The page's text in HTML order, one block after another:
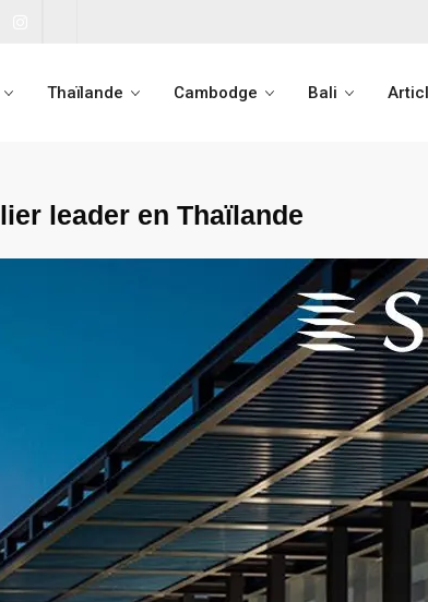
Thaïlande Cambodge Bali
leader en Thaïlande